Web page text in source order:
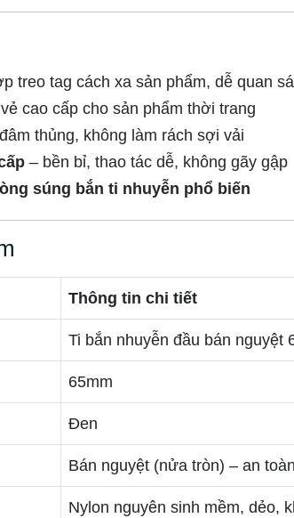
treo tag cách xa sản phẩm, dễ quan
cao cấp cho sản phẩm thời trang
thủng, không làm rách sợi vải
– bền bỉ, thao tác dễ, không gãy gập
súng bắn ti nhuyễn phổ biến
Thông tin chi tiết
Ti bắn nhuyễn đầu bán nguyệt
65mm
Đen
Bán nguyệt (nửa tròn) – an
Nylon nguyên sinh mềm, dẻo,